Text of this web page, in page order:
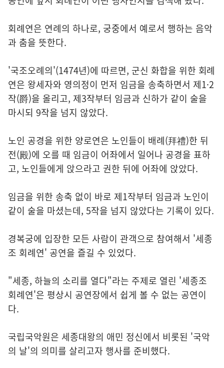
회례연은 연례의 하나로, 궁중에서 예로서 행하는 음악
과 춤을 뜻한다.
'국조오례의'(1474년)에 따르면, 군신 화합을 위한 회례
연은 왕세자와 영의정이 먼저 임금을 송축하면서 제1·2
작(爵)을 올리고, 제3작부터 임금과 신하가 같이 술을
마시되 9작을 넘지 않았다.
노인 공경을 위한 양로연은 노인들이 배례(拜禮)한 뒤
전(殿)에 오를 때 임금이 어좌에서 일어나 공경을 표하
고, 노인들에게 앉으라고 권한 뒤에 어좌에 앉았다.
임금을 위한 송축 없이 바로 제1작부터 임금과 노인이
같이 술을 마셨는데, 5작을 넘지 않았다는 기록이 있다.
경복궁에 입장한 모든 사람이 관객으로 참여해서 '세종
조 회례연' 공연을 즐길 수 있었다.
"세종, 하늘의 소리를 열다"라는 주제로 열린 '세종조
회례연'은 평상시 공연장에서 쉽게 볼 수 없는 공연이
다.
국립국악원은 세종대왕의 애민 정신에서 비롯된 '국악
의 날'의 의미를 살리고자 행사를 준비했다.